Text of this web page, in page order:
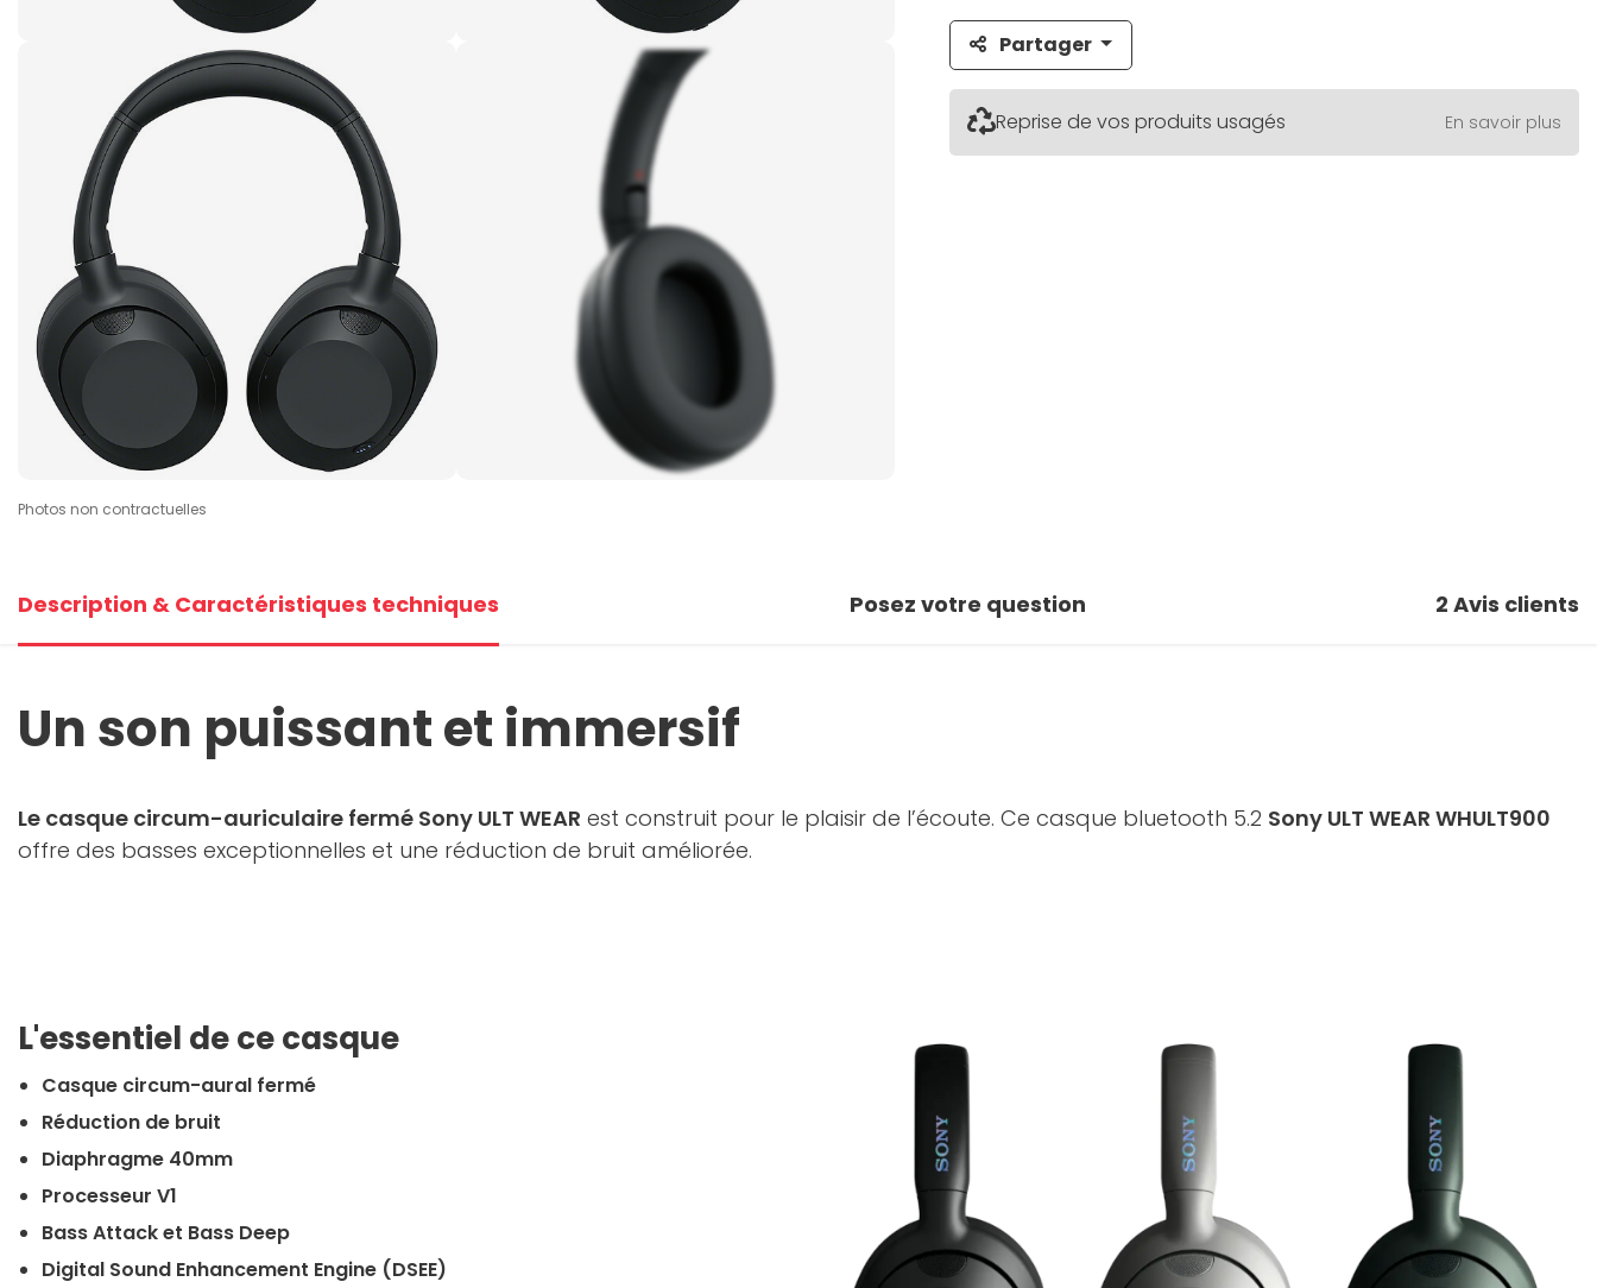
+11 photos
Photos non contractuelles
Partager
Reprise de vos produits usagés En savoir plus
Description & Caractéristiques techniques Posez votre question 2 Avis clients
Un son puissant et immersif
Le casque circum-auriculaire fermé Sony ULT WEAR est construit pour le plaisir de l’écoute. Ce casque bluetooth 5.2 Sony ULT WEAR WHULT900
offre des basses exceptionnelles et une réduction de bruit améliorée.
L'essentiel de ce casque
Casque circum-aural fermé
Réduction de bruit
Diaphragme 40mm
Processeur V1
Bass Attack et Bass Deep
Digital Sound Enhancement Engine (DSEE)